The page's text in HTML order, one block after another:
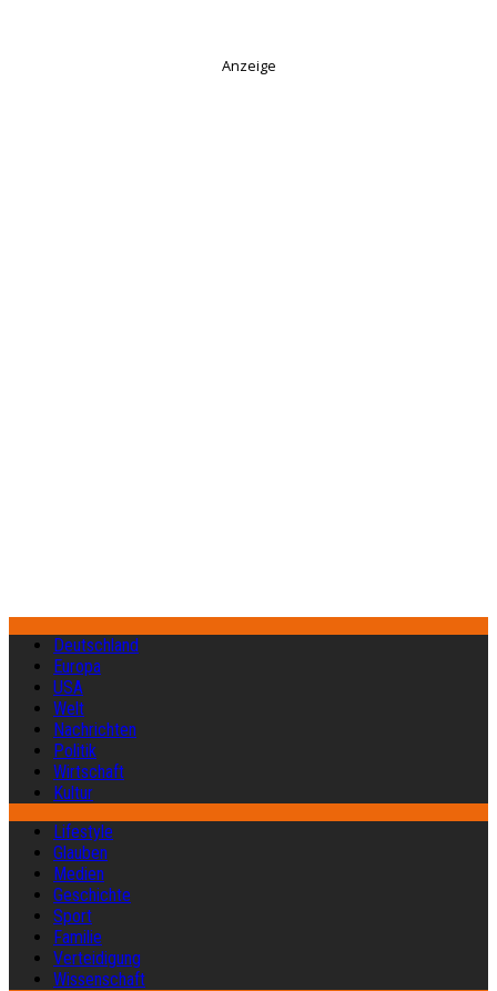
Anzeige
Deutschland
Europa
USA
Welt
Nachrichten
Politik
Wirtschaft
Kultur
Lifestyle
Glauben
Medien
Geschichte
Sport
Familie
Verteidigung
Wissenschaft